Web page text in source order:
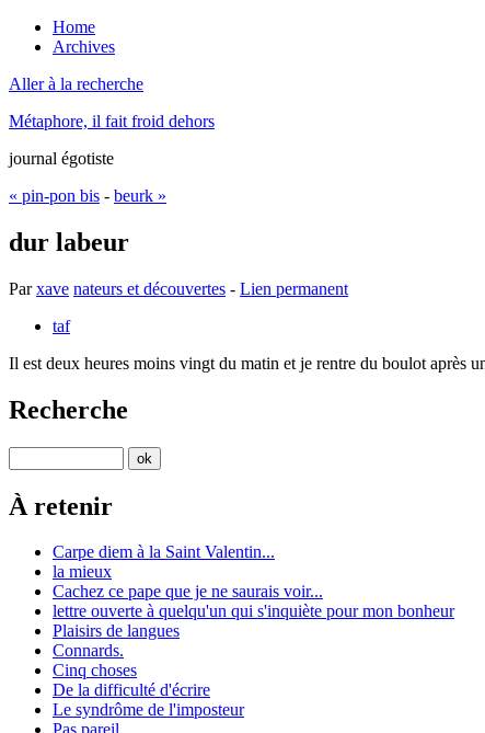
Home
Archives
Aller à la recherche
Métaphore, il fait froid dehors
journal égotiste
« pin-pon bis - beurk »
dur labeur
Parxave nateurs et découvertes - Lien permanent
taf
Il est deux heures moins vingt du matin et je rentre du boulot après
Recherche
À retenir
Carpe diem à la Saint Valentin...
la mieux
Cachez ce pape que je ne saurais voir...
lettre ouverte à quelqu'un qui s'inquiète pour mon bonheur
Plaisirs de langues
Connards.
Cinq choses
De la difficulté d'écrire
Le syndrôme de l'imposteur